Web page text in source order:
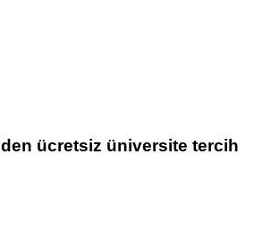
ücretsiz üniversite tercih